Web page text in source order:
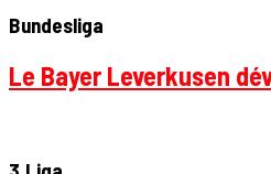
Bundesliga
Le Bayer Leverkusen